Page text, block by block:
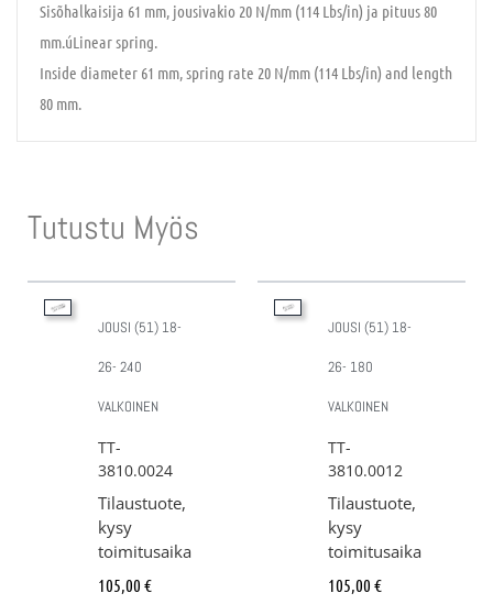
Sisõhalkaisija 61 mm, jousivakio 20 N/mm (114 Lbs/in) ja pituus 80
mm.úLinear spring.
Inside diameter 61 mm, spring rate 20 N/mm (114 Lbs/in) and length
80 mm.
Tutustu Myös
JOUSI (51) 18-
26- 240
VALKOINEN
TT-
3810.0024
Tilaustuote,
kysy
toimitusaika
105,00 €
JOUSI (51) 18-
26- 180
VALKOINEN
TT-
3810.0012
Tilaustuote,
kysy
toimitusaika
105,00 €